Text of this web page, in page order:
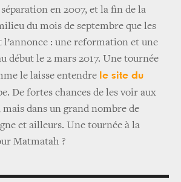
en 2007, et la fin de la
du mois de septembre que les
l’annonce : une reformation et une
début le 2 mars 2017. Une tournée
le laisse entendre le site du
De fortes chances de les voir aux
dans un grand nombre de
et ailleurs. Une tournée à la
Matmatah ?